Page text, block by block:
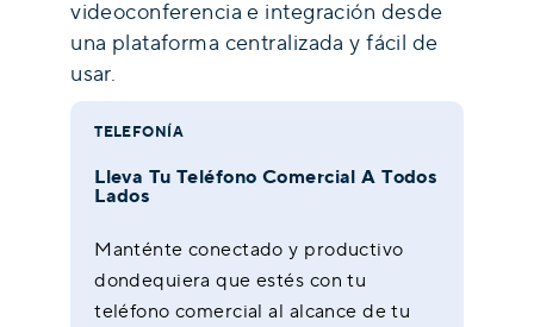
videoconferencia e integración desde
una plataforma centralizada y fácil de
usar.
TELEFONÍA
Lleva Tu Teléfono Comercial A Todos
Lados
Manténte conectado y productivo
dondequiera que estés con tu
teléfono comercial al alcance de tu